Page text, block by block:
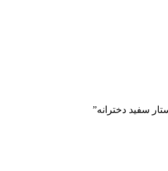
سفید دخترانه”